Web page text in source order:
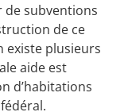
de subventions
de ce
existe plusieurs
aide est
d’habitations